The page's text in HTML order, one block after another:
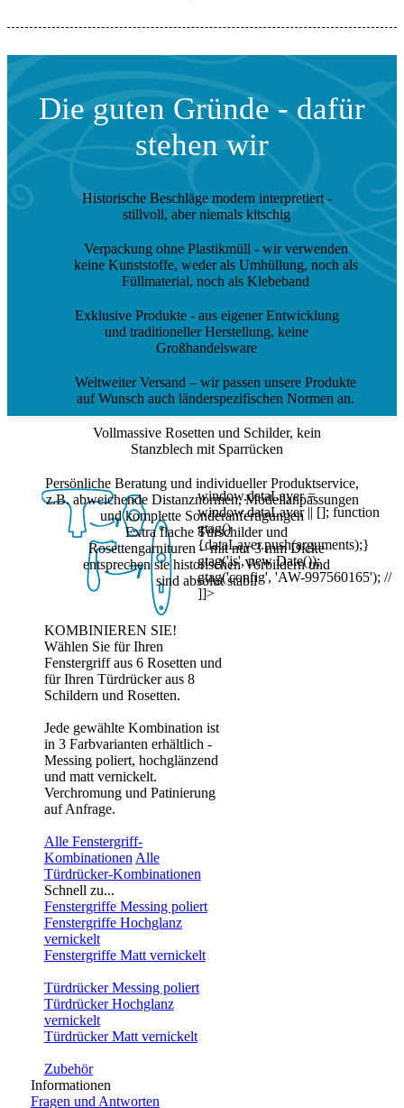
Die guten Gründe - dafür
stehen wir
Historische Beschläge modern interpretiert-
stillvoll, aber niemals kitschig
Verpackung ohne Plastikmüll - wir verwenden
keine Kunststoffe, weder als Umhüllung, noch als
Füllmaterial, noch als Klebeband
Exklusive Produkte- aus eigener Entwicklung
und traditioneller Herstellung, keine
Großhandelsware
Weltweiter Versand – wir passen unsere Produkte
auf Wunsch auch länderspezifischen Normen an.
Vollmassive Rosetten und Schilder, kein
Stanzblech mit Sparrücken
Persönliche Beratung und individueller Produktservice,
z.B. abweichende Distanznormen, Modellanpassungen
und komplette Sonderanfertigungen
Extra flache Türschilder und
Rosettengarnituren – mit nur 3 mm Dicke
entsprechen sie historischen Vorbildern und
sind absolut stabil
KOMBINIEREN SIE!
Wählen Sie für Ihren
Fenstergriff aus 6 Rosetten und
für Ihren Türdrücker aus 8
Schildern und Rosetten.
Jede gewählte Kombination ist
in 3 Farbvarianten erhältlich -
Messing poliert, hochglänzend
und matt vernickelt.
Verchromung und Patinierung
auf Anfrage.
Alle Fenstergriff-
Kombinationen Alle
Türdrücker-Kombinationen
Schnell zu...
Fenstergriffe Messing poliert
Fenstergriffe Hochglanz
vernickelt
Fenstergriffe Matt vernickelt
Türdrücker Messing poliert
Türdrücker Hochglanz
vernickelt
Türdrücker Matt vernickelt
Zubehör
Informationen
Fragen und Antworten
window.dataLayer =
window.dataLayer || []; function
gtag()
{dataLayer.push(arguments);}
gtag('js', new Date());
gtag('config', 'AW-997560165'); //
]]>